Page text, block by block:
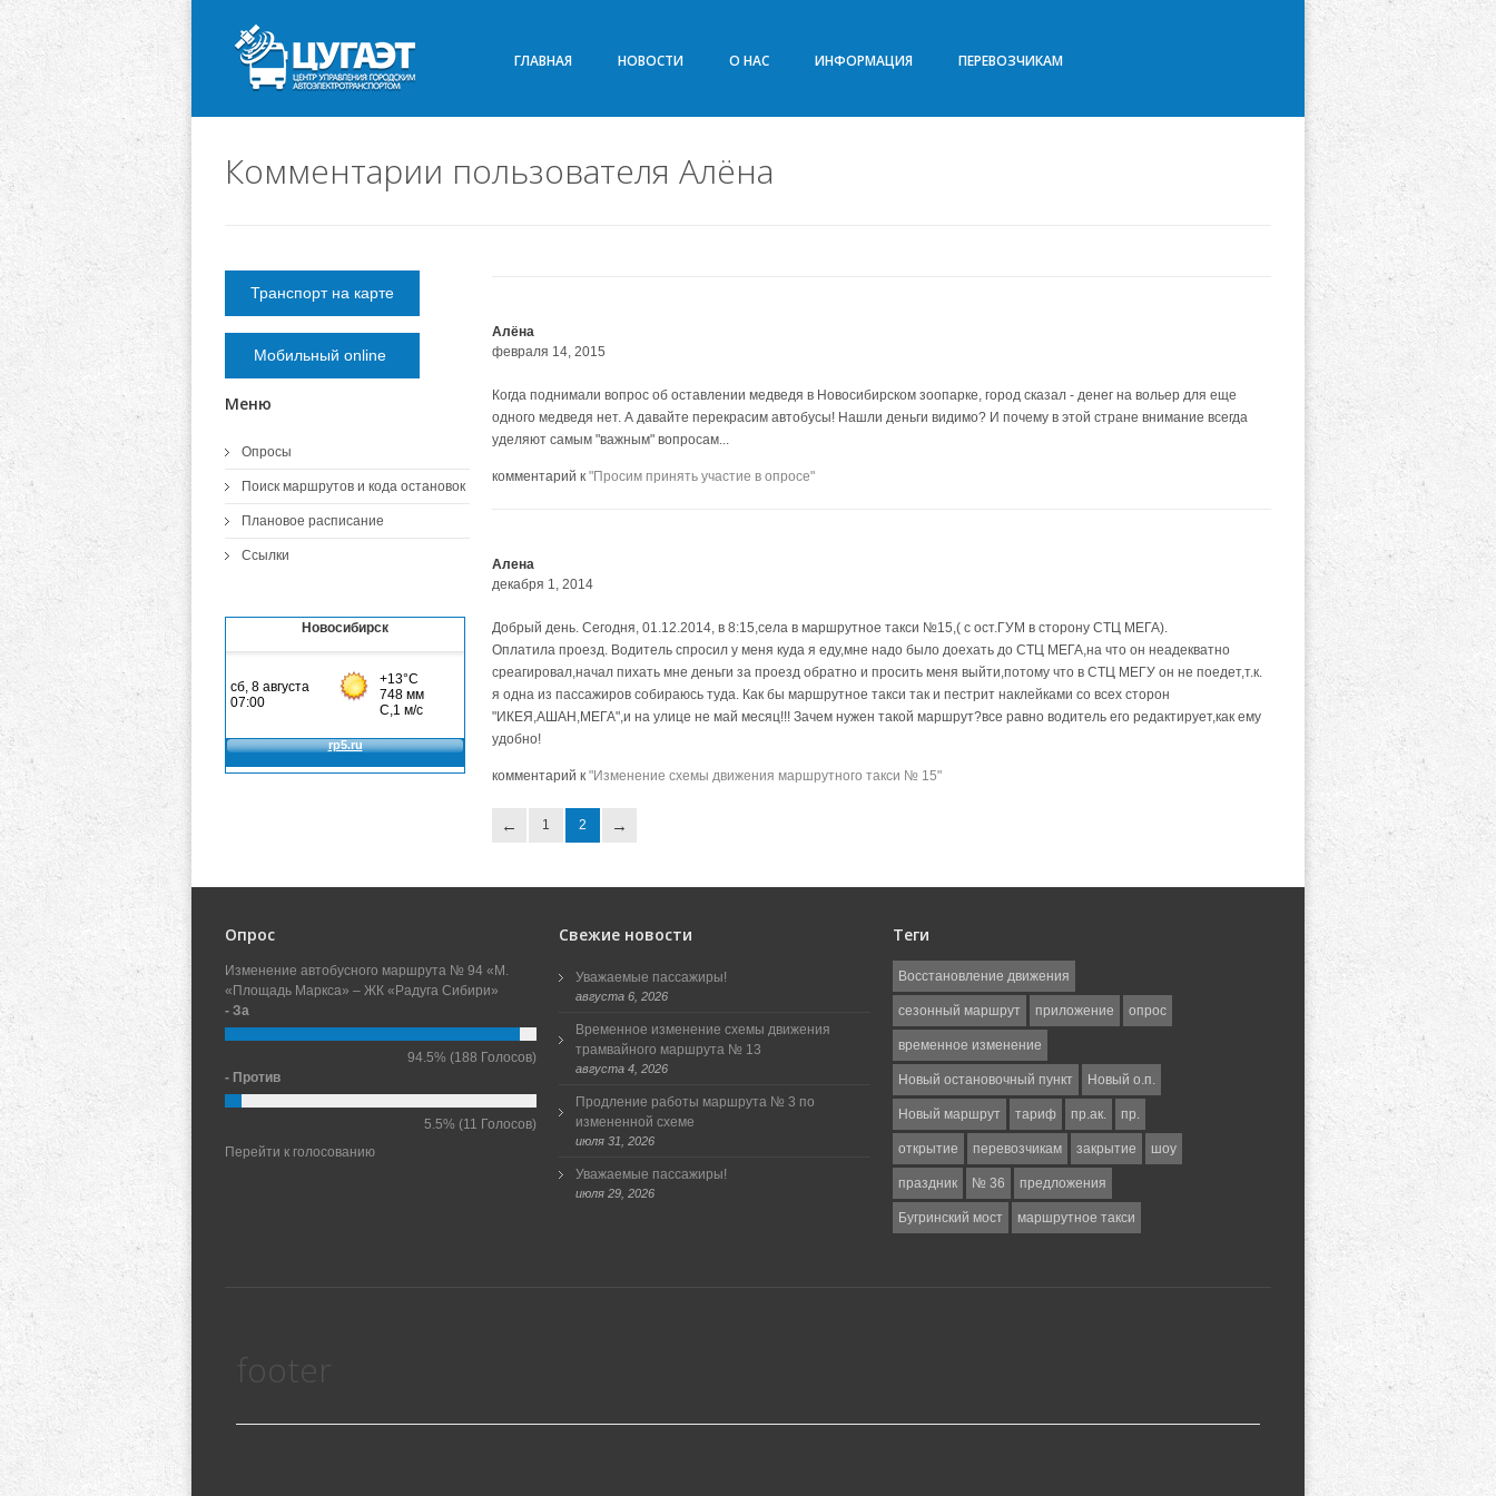
ГЛАВНАЯ НОВОСТИ О НАС ИНФОРМАЦИЯ ПЕРЕВОЗЧИКАМ
Комментарии пользователя Алёна
Алёна
февраля 14, 2015
Когда поднимали вопрос об оставлении медведя в Новосибирском зоопарке, город сказал - денег на вольер для еще
одного медведя нет. А давайте перекрасим автобусы! Нашли деньги видимо? И почему в этой стране внимание всегда
уделяют самым "важным" вопросам...
комментарий к "Просим принять участие в опросе"
Алена
декабря 1, 2014
Добрый день. Сегодня, 01.12.2014, в 8:15,села в маршрутное такси №15,( с ост.ГУМ в сторону СТЦ МЕГА).
Оплатила проезд. Водитель спросил у меня куда я еду,мне надо было доехать до СТЦ МЕГА,на что он неадекватно
среагировал,начал пихать мне деньги за проезд обратно и просить меня выйти,потому что в СТЦ МЕГУ он не поедет,т.к.
я одна из пассажиров собираюсь туда. Как бы маршрутное такси так и пестрит наклейками со всех сторон
"ИКЕЯ,АШАН,МЕГА",и на улице не май месяц!!! Зачем нужен такой маршрут?все равно водитель его редактирует,как ему
удобно!
комментарий к "Изменение схемы движения маршрутного такси № 15"
1 2
Транспорт на карте
Мобильный online
Меню
Опросы
Поиск маршрутов и кода остановок
Плановое расписание
Ссылки
Новосибирск
Опрос
Изменение автобусного маршрута № 94 «М.
«Площадь Маркса» – ЖК «Радуга Сибири»
- За
94.5% (188 Голосов)
- Против
5.5% (11 Голосов)
Перейти к голосованию
Свежие новости
Уважаемые пассажиры!
августа 6, 2026
Временное изменение схемы движения
трамвайного маршрута № 13
августа 4, 2026
Продление работы маршрута № 3 по
измененной схеме
июля 31, 2026
Уважаемые пассажиры!
июля 29, 2026
Теги
Восстановление движения
сезонный маршрут приложение опрос
временное изменение
Новый остановочный пункт Новый о.п.
Новый маршрут тариф пр.ак. пр.
открытие перевозчикам закрытие шоу
праздник № 36 предложения
Бугринский мост маршрутное такси
footer